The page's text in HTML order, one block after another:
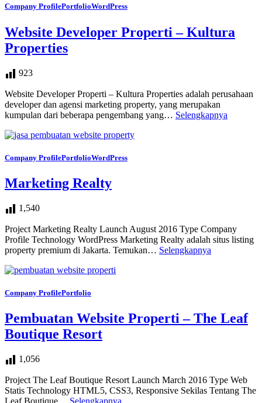
Company ProfilePortfolioWordPress
Website Developer Properti – Kultura
Properties
923
Website Developer Properti – Kultura Properties adalah perusahaan
developer dan agensi marketing property, yang merupakan
kumpulan dari beberapa pengembang yang… Selengkapnya
Company ProfilePortfolioWordPress
Marketing Realty
1,540
Project Marketing Realty Launch August 2016 Type Company
Profile Technology WordPress Marketing Realty adalah situs listing
property premium di Jakarta. Temukan… Selengkapnya
Company ProfilePortfolio
Pembuatan Website Properti – The Leaf
Boutique Resort
1,056
Project The Leaf Boutique Resort Launch March 2016 Type Web
Statis Technology HTML5, CSS3, Responsive Sekilas Tentang The
Leaf Boutique… Selengkapnya